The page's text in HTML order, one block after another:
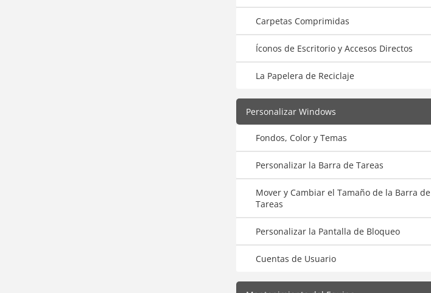
Carpetas Comprimidas
Íconos de Escritorio y Accesos Directos
La Papelera de Reciclaje
Personalizar Windows
Fondos, Color y Temas
Personalizar la Barra de Tareas
Mover y Cambiar el Tamaño de la Barra de
Tareas
Personalizar la Pantalla de Bloqueo
Cuentas de Usuario